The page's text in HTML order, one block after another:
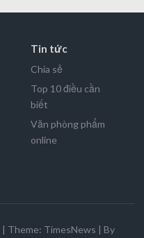
Tin tức
Chia sẻ
Top 10 điều cần
biết
Văn phòng phẩm
online
| Theme: TimesNews | By